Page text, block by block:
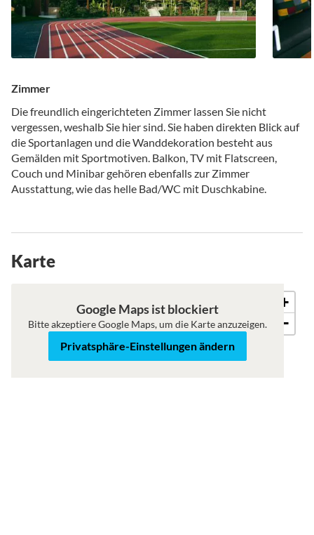
Zimmer
Die freundlich eingerichteten Zimmer lassen Sie nicht
vergessen, weshalb Sie hier sind. Sie haben direkten Blick auf
die Sportanlagen und die Wanddekoration besteht aus
Gemälden mit Sportmotiven. Balkon, TV mit Flatscreen,
Couch und Minibar gehören ebenfalls zur Zimmer
Ausstattung, wie das helle Bad/WC mit Duschkabine.
Karte
Satellit
+
−
Google Maps ist blockiert
Bitte akzeptiere Google Maps, um die Karte anzuzeigen.
Privatsphäre-Einstellungen ändern